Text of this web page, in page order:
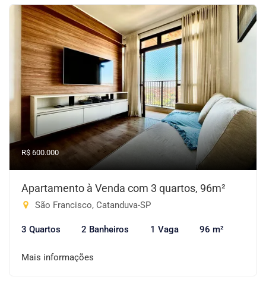
R$ 600.000
Apartamento à Venda com 3 quartos, 96m²
São Francisco, Catanduva-SP
3 Quartos 2 Banheiros 1 Vaga 96 m²
Mais informações